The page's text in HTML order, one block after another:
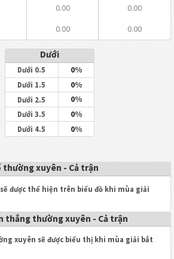
0.00 0.00
0.00 0.00
Dưới
Dưới 0.5 0%
Dưới 1.5 0%
Dưới 2.5 0%
Dưới 3.5 0%
Dưới 4.5 0%
thường xuyên - Cả trận
được thể hiện trên biểu đồ khi mùa giải
thắng thường xuyên - Cả trận
xuyên sẽ được biểu thị khi mùa giải bắt